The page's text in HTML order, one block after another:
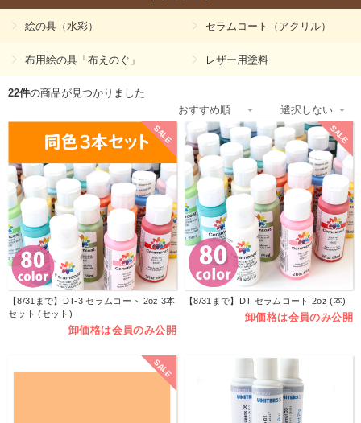
絵の具（水彩） セラムコート（アクリル）
布用絵の具「布えのぐ」 レザー用塗料
22件の商品が見つかりました
SALE
【8/31まで】DT-3 セラムコート 2oz 3本
セット (セット)
卸価格は会員のみ公開
SALE
【8/31まで】DT セラムコート 2oz (本)
卸価格は会員のみ公開
SALE